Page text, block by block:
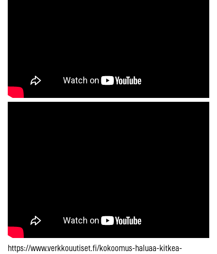
https://www.verkkouutiset.fi/kokoomus-haluaa-kitkea-